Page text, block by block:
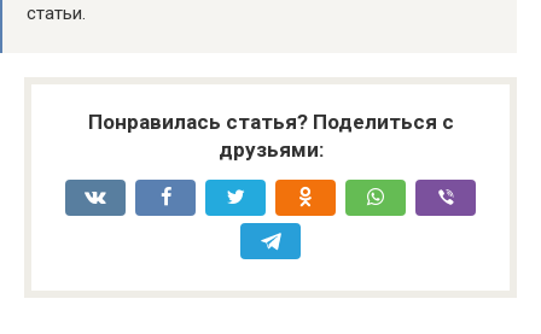
статьи.
Понравилась статья? Поделиться с
друзьями: